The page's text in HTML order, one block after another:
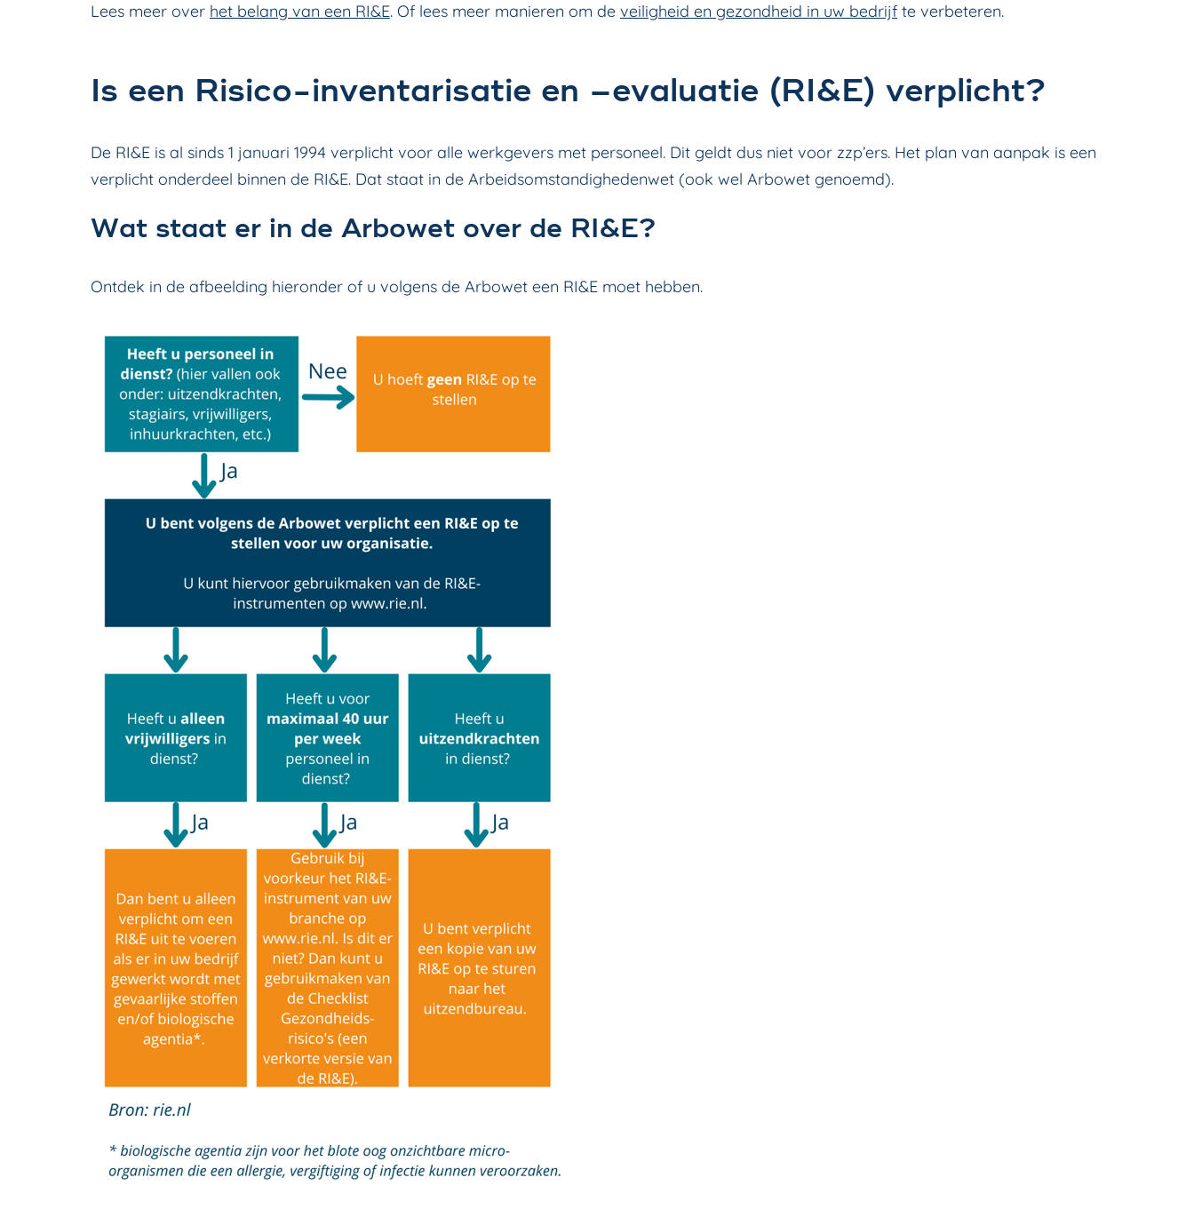
Lees meer over het belang van een RI&E. Of lees meer manieren om de veiligheid en gezondheid in uw bedrijf te verbeteren.
Is een Risico-inventarisatie en –evaluatie (RI&E) verplicht?
De RI&E is al sinds 1 januari 1994 verplicht voor alle werkgevers met personeel. Dit geldt dus niet voor zzp’ers. Het plan van aanpak is een
verplicht onderdeel binnen de RI&E. Dat staat in de Arbeidsomstandighedenwet (ook wel Arbowet genoemd).
Wat staat er in de Arbowet over de RI&E?
Ontdek in de afbeelding hieronder of u volgens de Arbowet een RI&E moet hebben.